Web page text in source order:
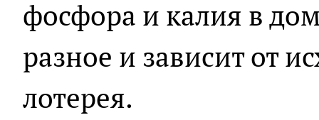
фосфора и калия в
разное и зависит от
лотерея.